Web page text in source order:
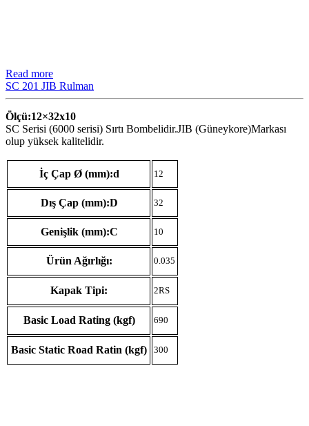
Read more
SC 201 JIB Rulman
Ölçü:12×32x10
SC Serisi (6000 serisi) Sırtı Bombelidir.JIB (Güneykore)Markası
olup yüksek kalitelidir.
İç Çap Ø (mm):d 12
Dış Çap (mm):D 32
Genişlik (mm):C 10
Ürün Ağırlığı: 0.035
Kapak Tipi: 2RS
Basic Load Rating (kgf) 690
Basic Static Road Ratin (kgf) 300